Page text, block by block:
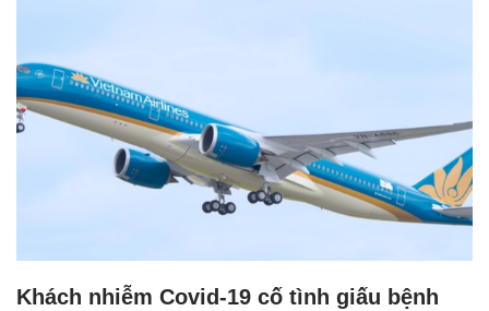
Khách nhiễm Covid-19 cố tình giấu bệnh